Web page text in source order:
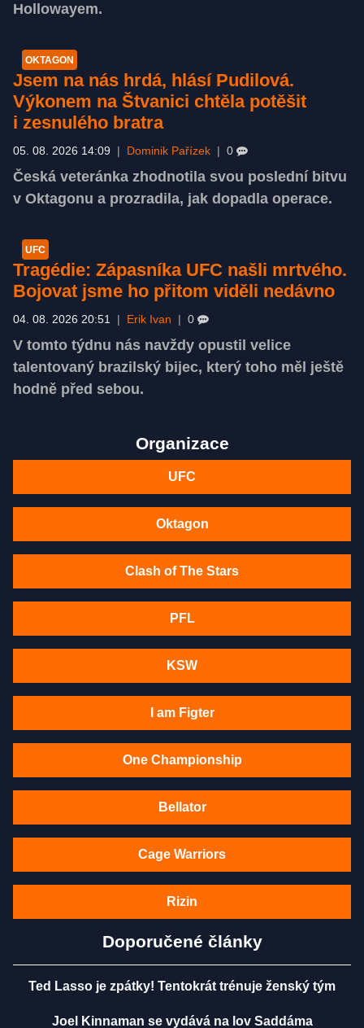
Hollowayem.
OKTAGON
Jsem na nás hrdá, hlásí Pudilová.
Výkonem na Štvanici chtěla potěšit
i zesnulého bratra
05. 08. 2026 14:09 Dominik Pařízek 0
Česká veteránka zhodnotila svou poslední bitvu
v Oktagonu a prozradila, jak dopadla operace.
UFC
Tragédie: Zápasníka UFC našli mrtvého.
Bojovat jsme ho přitom viděli nedávno
04. 08. 2026 20:51 Erik Ivan 0
V tomto týdnu nás navždy opustil velice
talentovaný brazilský bijec, který toho měl ještě
hodně před sebou.
Organizace
UFC
Oktagon
Clash of The Stars
PFL
KSW
I am Figter
One Championship
Bellator
Cage Warriors
Rizin
Doporučené články
Ted Lasso je zpátky! Tentokrát trénuje ženský tým
Joel Kinnaman se vydává na lov Saddáma